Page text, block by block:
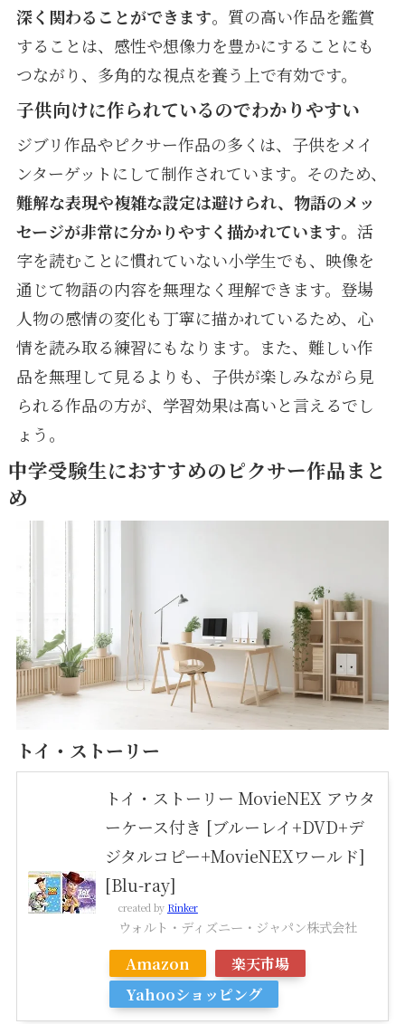
深く関わることができます。質の高い作品を鑑賞
することは、感性や想像力を豊かにすることにも
つながり、多角的な視点を養う上で有効です。
子供向けに作られているのでわかりやすい
ジブリ作品やピクサー作品の多くは、子供をメイ
ンターゲットにして制作されています。そのため、
難解な表現や複雑な設定は避けられ、物語のメッ
セージが非常に分かりやすく描かれています。活
字を読むことに慣れていない小学生でも、映像を
通じて物語の内容を無理なく理解できます。登場
人物の感情の変化も丁寧に描かれているため、心
情を読み取る練習にもなります。また、難しい作
品を無理して見るよりも、子供が楽しみながら見
られる作品の方が、学習効果は高いと言えるでし
ょう。
中学受験生におすすめのピクサー作品まと
め
トイ・ストーリー
トイ・ストーリー MovieNEX アウタ
ーケース付き [ブルーレイ+DVD+デ
ジタルコピー+MovieNEXワールド]
[Blu-ray]
created by Rinker
ウォルト・ディズニー・ジャパン株式会社
Amazon
楽天市場
Yahooショッピング